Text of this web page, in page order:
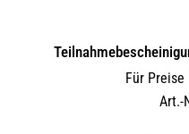
Für
Art.-